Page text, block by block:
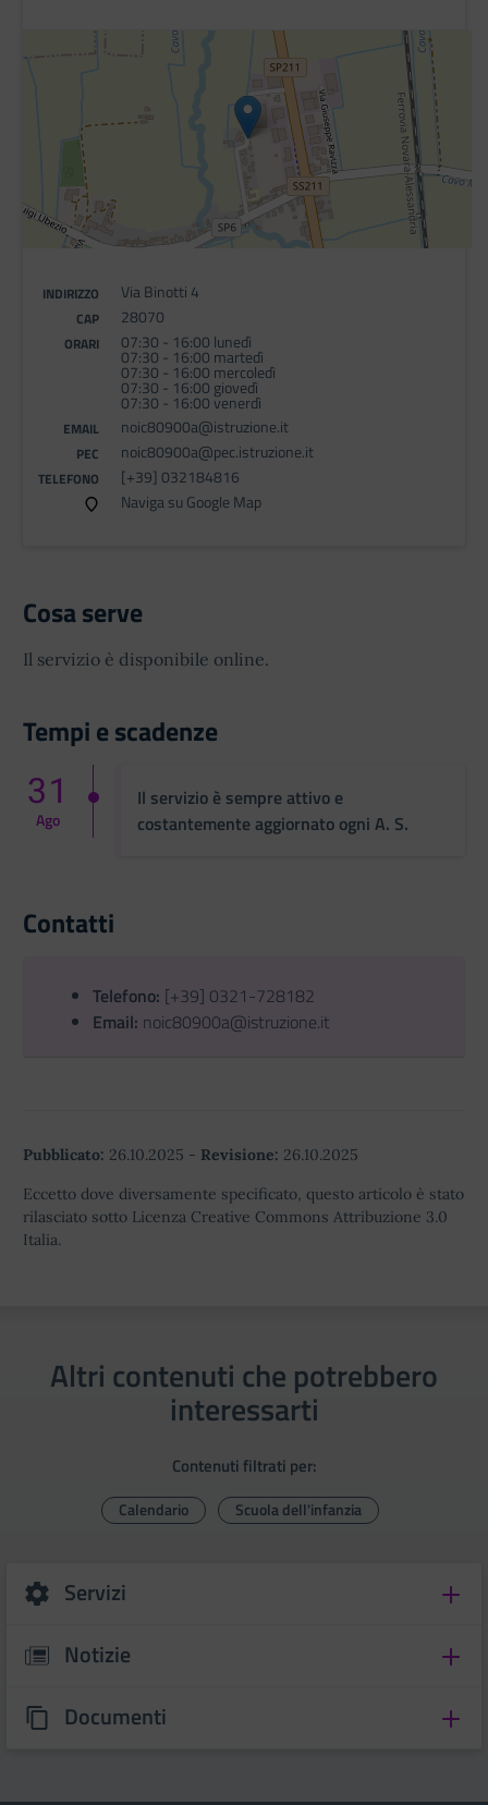
INDIRIZZO Via Binotti 4
CAP 28070
ORARI 07:30 - 16:00 lunedì
07:30 - 16:00 martedì
07:30 - 16:00 mercoledì
07:30 - 16:00 giovedì
07:30 - 16:00 venerdì
EMAIL noic80900a@istruzione.it
PEC noic80900a@pec.istruzione.it
TELEFONO
[+39] 032184816
Naviga su Google Map
Cosa serve
Il servizio è disponibile online.
Tempi e scadenze
Il servizio è sempre attivo e
costantemente aggiornato ogni A. S.
31
Ago
Contatti
Telefono: [+39] 0321-728182
Email: noic80900a@istruzione.it
Pubblicato: 26.10.2025 - Revisione: 26.10.2025
Eccetto dove diversamente specificato, questo articolo è stato
rilasciato sotto Licenza Creative Commons Attribuzione 3.0
Italia.
Altri contenuti che potrebbero
interessarti
Contenuti filtrati per:
Calendario Scuola dell'infanzia
Servizi
Notizie
Documenti